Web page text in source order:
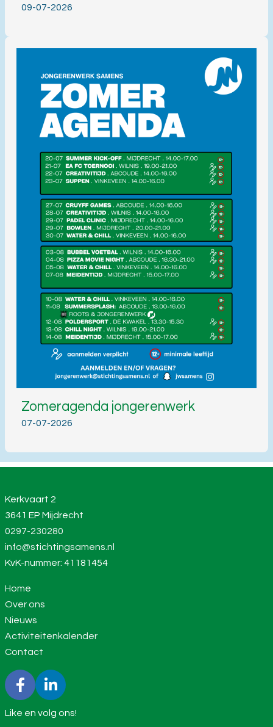
09-07-2026
Zomeragenda jongerenwerk
07-07-2026
Kerkvaart 2
3641 EP Mijdrecht
0297-230280
info@stichtingsamens.nl
KvK-nummer: 41181454
Home
Over ons
Nieuws
Activiteitenkalender
Contact
Like en volg ons!